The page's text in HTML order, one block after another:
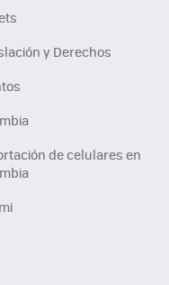
y Derechos
de celulares en